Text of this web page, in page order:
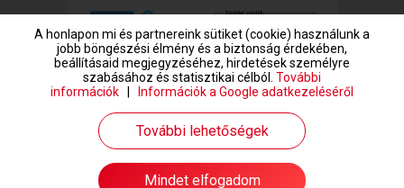
www.randivonal.hu © Copyright 1999-2026 Dating Central Europe Zrt.
A honlapon mi és partnereink sütiket (cookie) használunk a
jobb böngészési élmény és a biztonság érdekében,
beállításaid megjegyzéséhez, hirdetések személyre
szabásához és statisztikai célból. További
információk
Információk a Google adatkezeléséről
További lehetőségek
Mindet elfogadom